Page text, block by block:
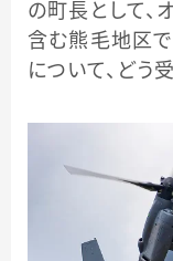
の町長として、
含む熊毛地区
について、どう